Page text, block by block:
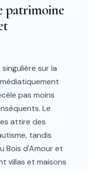
patrimoine
sur la
pas moins
Le
attire des
tandis
Bois d'Amour et
villas et maisons